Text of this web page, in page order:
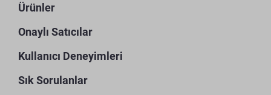
Ürünler
Onaylı Satıcılar
Kullanıcı Deneyimleri
Sık Sorulanlar